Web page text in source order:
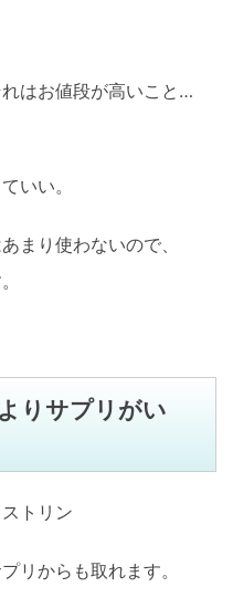
はお値段が高いこと…
いい。
まり使わないので、
りサプリがい
リからも取れます。